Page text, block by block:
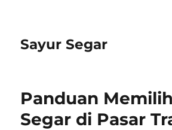
Sayur Segar
Panduan
Segar di Pasar